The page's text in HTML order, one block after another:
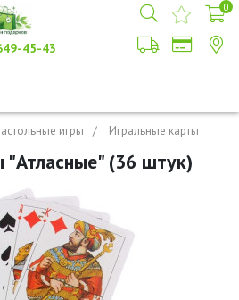
45-43
0
игры Игральные карты
"Атласные" (36 штук)